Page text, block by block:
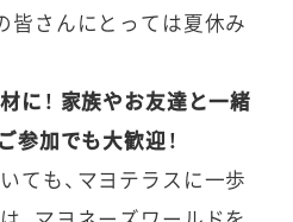
皆さんにとっては夏休み
に！ 家族やお友達と一緒
参加でも大歓迎！
ても、マヨテラスに一歩